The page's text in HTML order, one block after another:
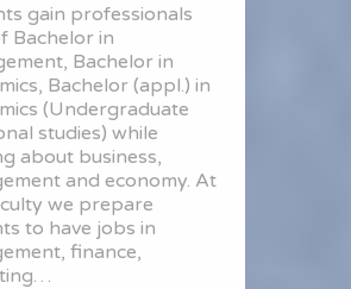
gain professionals
Bachelor in
Bachelor in
Bachelor (appl.) in
(Undergraduate
studies) while
about business,
and economy. At
we prepare
to have jobs in
finance,